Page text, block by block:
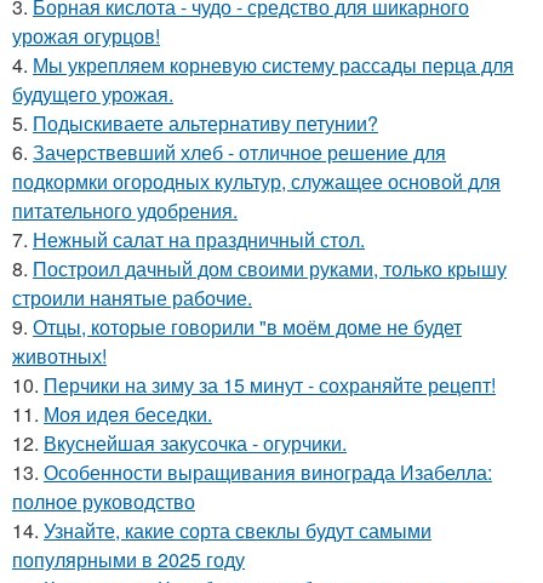
3. Борная кислота - чудо - средство для шикарного
урожая огурцов!
4. Мы укрепляем корневую систему рассады перца для
будущего урожая.
5. Подыскиваете альтернативу петунии?
6. Зачерствевший хлеб - отличное решение для
подкормки огородных культур, служащее основой для
питательного удобрения.
7. Нежный салат на праздничный стол.
8. Построил дачный дом своими руками, только крышу
строили нанятые рабочие.
9. Отцы, которые говорили "в моём доме не будет
животных!
10. Перчики на зиму за 15 минут - сохраняйте рецепт!
11. Моя идея беседки.
12. Вкуснейшая закусочка - огурчики.
13. Особенности выращивания винограда Изабелла:
полное руководство
14. Узнайте, какие сорта свеклы будут самыми
популярными в 2025 году